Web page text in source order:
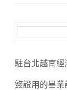
駐台北越南
簽證用的畢